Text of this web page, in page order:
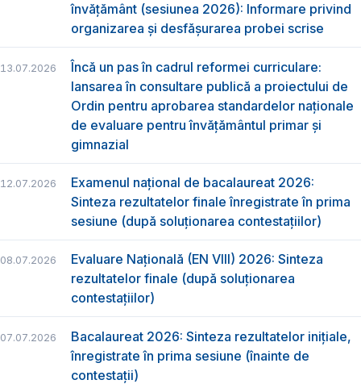
învățământ (sesiunea 2026): Informare privind
organizarea și desfășurarea probei scrise
13.07.2026
Încă un pas în cadrul reformei curriculare:
lansarea în consultare publică a proiectului de
Ordin pentru aprobarea standardelor naționale
de evaluare pentru învățământul primar și
gimnazial
12.07.2026
Examenul național de bacalaureat 2026:
Sinteza rezultatelor finale înregistrate în prima
sesiune (după soluționarea contestațiilor)
08.07.2026
Evaluare Națională (EN VIII) 2026: Sinteza
rezultatelor finale (după soluționarea
contestațiilor)
07.07.2026
Bacalaureat 2026: Sinteza rezultatelor inițiale,
înregistrate în prima sesiune (înainte de
contestații)